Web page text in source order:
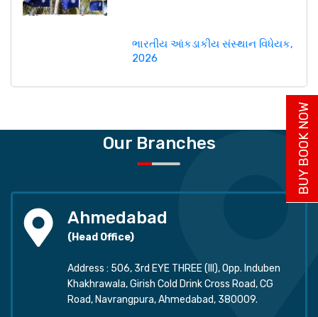
ભારતીય આંકડાકીય સંસ્થાન વિધેયક,
2026
Our Branches
Ahmedabad
(Head Office)
Address : 506, 3rd EYE THREE (III), Opp. Induben
Khakhrawala, Girish Cold Drink Cross Road, CG
Road, Navrangpura, Ahmedabad, 380009.
BUY BOOK NOW